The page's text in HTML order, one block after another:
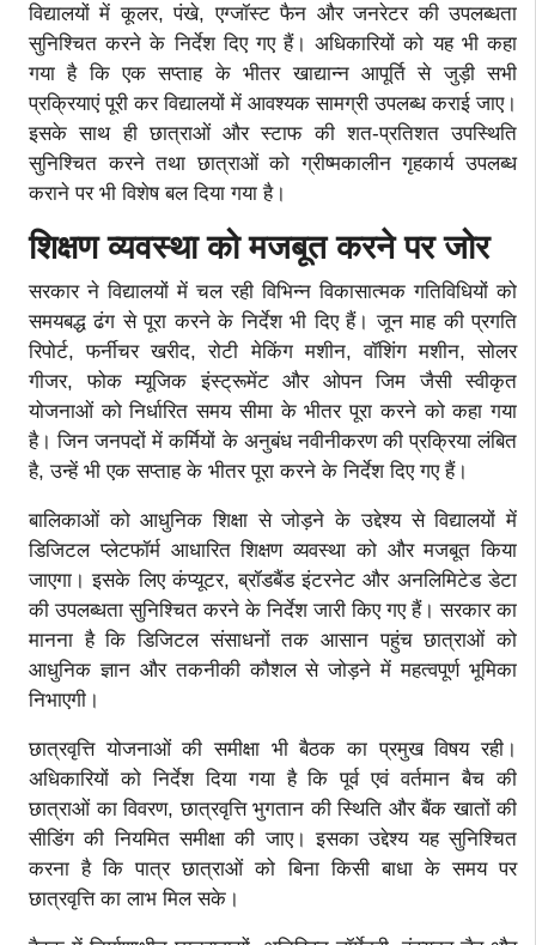
विद्यालयों में कूलर, पंखे, एग्जॉस्ट फैन और जनरेटर की उपलब्धता
सुनिश्चित करने के निर्देश दिए गए हैं। अधिकारियों को यह भी कहा
गया है कि एक सप्ताह के भीतर खाद्यान्न आपूर्ति से जुड़ी सभी
प्रक्रियाएं पूरी कर विद्यालयों में आवश्यक सामग्री उपलब्ध कराई जाए।
इसके साथ ही छात्राओं और स्टाफ की शत-प्रतिशत उपस्थिति
सुनिश्चित करने तथा छात्राओं को ग्रीष्मकालीन गृहकार्य उपलब्ध
कराने पर भी विशेष बल दिया गया है।
शिक्षण व्यवस्था को मजबूत करने पर जोर
सरकार ने विद्यालयों में चल रही विभिन्न विकासात्मक गतिविधियों को
समयबद्ध ढंग से पूरा करने के निर्देश भी दिए हैं। जून माह की प्रगति
रिपोर्ट, फर्नीचर खरीद, रोटी मेकिंग मशीन, वॉशिंग मशीन, सोलर
गीजर, फोक म्यूजिक इंस्ट्रूमेंट और ओपन जिम जैसी स्वीकृत
योजनाओं को निर्धारित समय सीमा के भीतर पूरा करने को कहा गया
है। जिन जनपदों में कर्मियों के अनुबंध नवीनीकरण की प्रक्रिया लंबित
है, उन्हें भी एक सप्ताह के भीतर पूरा करने के निर्देश दिए गए हैं।
बालिकाओं को आधुनिक शिक्षा से जोड़ने के उद्देश्य से विद्यालयों में
डिजिटल प्लेटफॉर्म आधारित शिक्षण व्यवस्था को और मजबूत किया
जाएगा। इसके लिए कंप्यूटर, ब्रॉडबैंड इंटरनेट और अनलिमिटेड डेटा
की उपलब्धता सुनिश्चित करने के निर्देश जारी किए गए हैं। सरकार का
मानना है कि डिजिटल संसाधनों तक आसान पहुंच छात्राओं को
आधुनिक ज्ञान और तकनीकी कौशल से जोड़ने में महत्वपूर्ण भूमिका
निभाएगी।
छात्रवृत्ति योजनाओं की समीक्षा भी बैठक का प्रमुख विषय रही।
अधिकारियों को निर्देश दिया गया है कि पूर्व एवं वर्तमान बैच की
छात्राओं का विवरण, छात्रवृत्ति भुगतान की स्थिति और बैंक खातों की
सीडिंग की नियमित समीक्षा की जाए। इसका उद्देश्य यह सुनिश्चित
करना है कि पात्र छात्राओं को बिना किसी बाधा के समय पर
छात्रवृत्ति का लाभ मिल सके।